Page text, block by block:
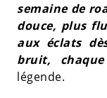
semaine de
douce, plus
aux éclats
bruit,
légende.